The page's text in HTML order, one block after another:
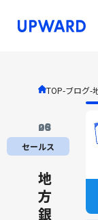
TOP-ブログ-
26
.03
.05
セールス
地
方
銀